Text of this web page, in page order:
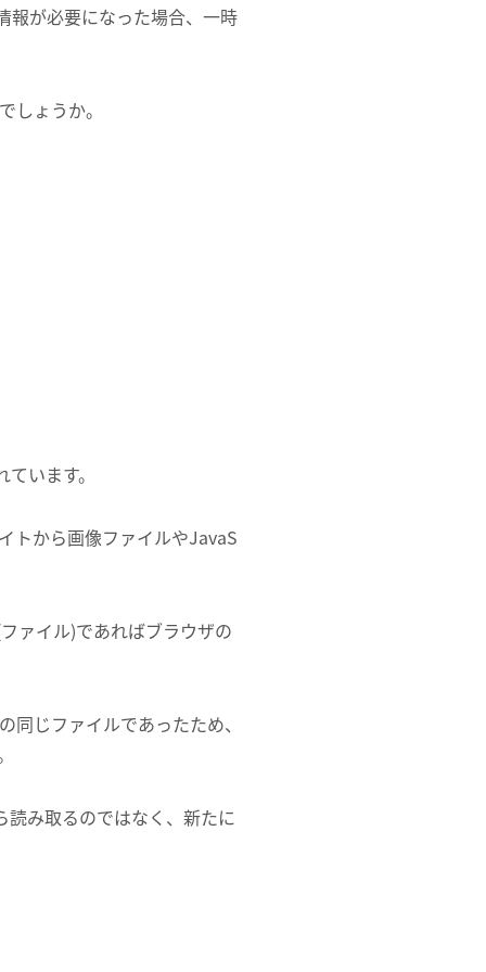
報が必要になった場合、一時
しょうか。
います。
トから画像ファイルやJavaS
ァイル)であればブラウザの
じファイルであったため、
み取るのではなく、新たに